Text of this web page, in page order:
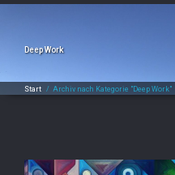
Deep Work
Start / Archiv nach Kategorie "Deep Work"